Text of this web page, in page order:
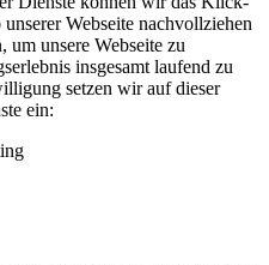
Webseite nachvollziehen
um unsere Webseite zu
insgesamt laufend zu
setzen wir auf dieser
ein: